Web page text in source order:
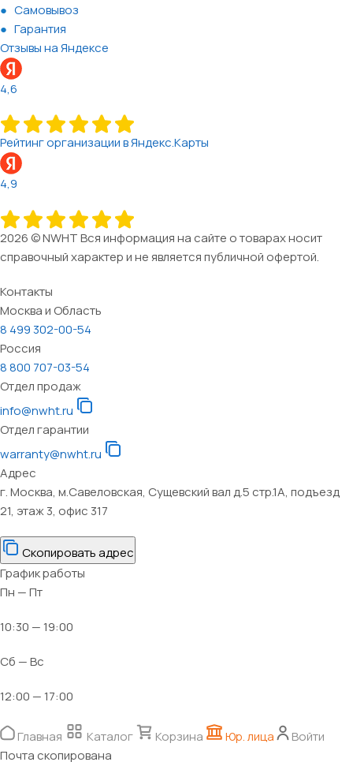
Самовывоз
Гарантия
Отзывы на Яндексе
4,6
Рейтинг организации в Яндекс.Карты
4,9
2026 © NWHT Вся информация на сайте о товарах носит
справочный характер и не является публичной офертой.
Контакты
Москва и Область
8 499 302-00-54
Россия
8 800 707-03-54
Отдел продаж
info@nwht.ru
Отдел гарантии
warranty@nwht.ru
Адрес
г. Москва, м.Савеловская, Сущевский вал д.5 стр.1А, подъезд
21, этаж 3, офис 317
Скопировать адрес
График работы
Пн — Пт
10:30 — 19:00
Сб — Вс
12:00 — 17:00
Главная Каталог Корзина Юр. лица
Войти
Почта скопирована